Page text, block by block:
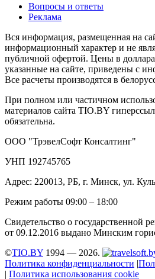
Вопросы и ответы
Реклама
Вся информация, размещенная на
информационный характер и не
публичной офертой. Цены в
указанные на сайте, приведены с
Все расчеты производятся в
При полном или частичном
материалов сайта TIO.BY
обязательна.
ООО "ТрэвелСофт Консалтинг"
УНП 192745765
Адрес: 220013, РБ, г. Минск, ул.
Режим работы 09:00 – 18:00
Свидетельство о государственной
от 09.12.2016 выдано Минским
©TIO.BY 1994 — 2026.
Политика конфиденциальности |
| Политика использования cookie